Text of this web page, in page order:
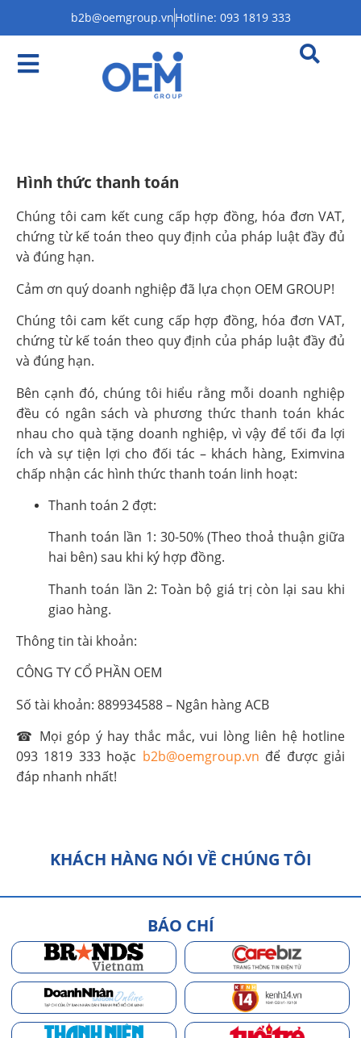
b2b@oemgroup.vnHotline: 093 1819 333
Hình thức thanh toán
Chúng tôi cam kết cung cấp hợp đồng, hóa đơn VAT,
chứng từ kế toán theo quy định của pháp luật đầy đủ
và đúng hạn.
Cảm ơn quý doanh nghiệp đã lựa chọn OEM GROUP!
Chúng tôi cam kết cung cấp hợp đồng, hóa đơn VAT,
chứng từ kế toán theo quy định của pháp luật đầy đủ
và đúng hạn.
Bên cạnh đó, chúng tôi hiểu rằng mỗi doanh nghiệp
đều có ngân sách và phương thức thanh toán khác
nhau cho quà tặng doanh nghiệp, vì vậy để tối đa lợi
ích và sự tiện lợi cho đối tác – khách hàng, Eximvina
chấp nhận các hình thức thanh toán linh hoạt:
Thanh toán 2 đợt:
Thanh toán lần 1: 30-50% (Theo thoả thuận giữa
hai bên) sau khi ký hợp đồng.
Thanh toán lần 2: Toàn bộ giá trị còn lại sau khi
giao hàng.
Thông tin tài khoản:
CÔNG TY CỔ PHẦN OEM
Số tài khoản: 889934588 – Ngân hàng ACB
☎ Mọi góp ý hay thắc mắc, vui lòng liên hệ hotline
093 1819 333 hoặc b2b@oemgroup.vn để được giải
đáp nhanh nhất!
KHÁCH HÀNG NÓI VỀ CHÚNG TÔI
BÁO CHÍ